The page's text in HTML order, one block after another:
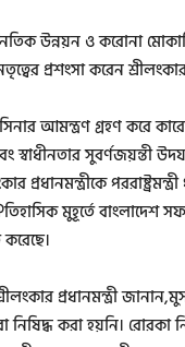
উন্নয়ন ও করোনা
প্রশংসা করেন শ্রীলংকার
আমন্ত্রণ গ্রহণ করে
স্বাধীনতার সুবর্ণজয়ন্তী
প্রধানমন্ত্রীকে
মুহূর্তে বাংলাদেশ
প্রধানমন্ত্রী
নিষিদ্ধ করা হয়নি। রোরকা